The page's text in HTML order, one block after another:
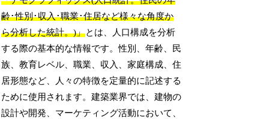
齢･性別･収入･職業･住居など様々な角度か
ら分析した統計。)」とは、人口構成を分析
する際の基本的な情報です。性別、年齢、民
族、教育レベル、職業、収入、家庭構成、住
居形態など、人々の特徴を定量的に記述する
ために使用されます。建築業界では、建物の
設計や開発、マーケティング活動において、